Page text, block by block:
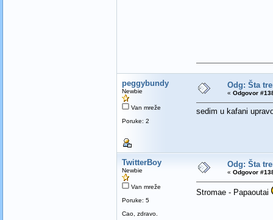
peggybundy
Newbie
Van mreže
Poruke: 2
Odg: Šta
« Odgovor
sedim u kafani
TwitterBoy
Newbie
Van mreže
Poruke: 5
Cao, zdravo.
Odg: Šta
« Odgovor
Stromae - Papaoutai